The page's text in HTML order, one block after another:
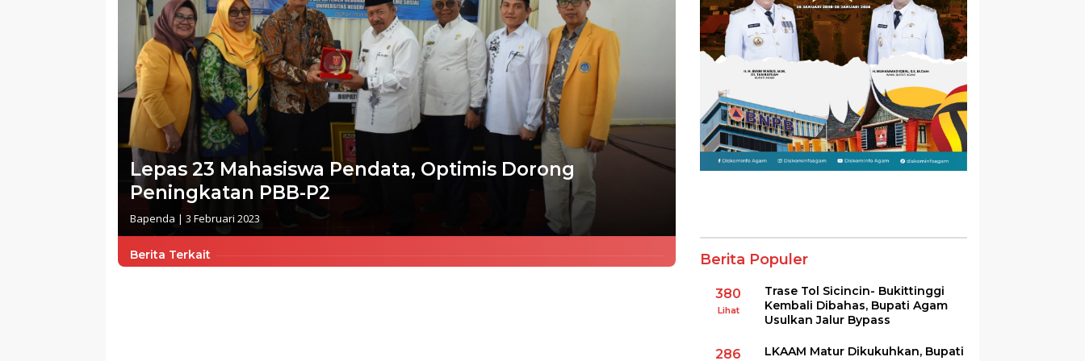
Lepas 23 Mahasiswa Pendata, Optimis Dorong
Peningkatan PBB-P2
Bapenda | 3 Februari 2023
Berita Terkait Berita Populer
380
Lihat
Trase Tol Sicincin- Bukittinggi
Kembali Dibahas, Bupati Agam
Usulkan Jalur Bypass
286
LKAAM Matur Dikukuhkan, Bupati